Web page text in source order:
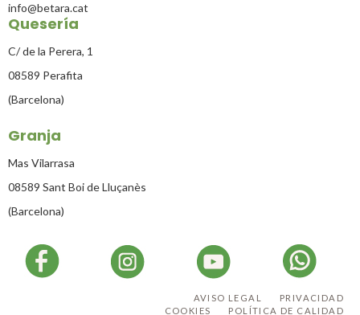
info@betara.cat
Quesería
C/ de la Perera, 1
08589 Perafita
(Barcelona)
Granja
Mas Vilarrasa
08589 Sant Boi de Lluçanès
(Barcelona)
AVISO LEGAL
PRIVACIDAD
COOKIES
POLÍTICA DE CALIDAD